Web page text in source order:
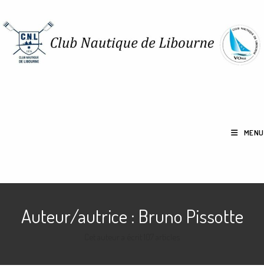
to
content
MENU
Auteur/autrice : Bruno Pissotte